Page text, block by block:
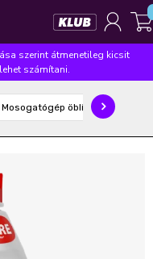
Mosogatás
pampers
szerint átmenetileg kicsit
számítani.
Mosogatógép öblítő, só,